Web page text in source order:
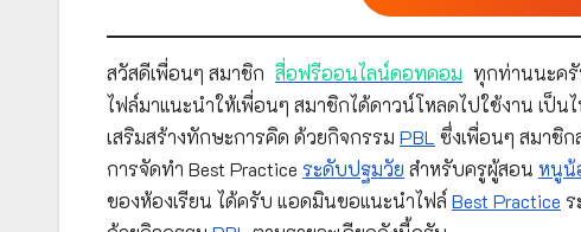
สวัสดีเพื่อนๆ สมาชิก สื่อฟรีออนไลน์ดอทคอม ทุกท่านนะค
ไฟล์มาแนะนำให้เพื่อนๆ สมาชิกได้ดาวน์โหลดไปใช้งาน เป็น
เสริมสร้างทักษะการคิด ด้วยกิจกรรม PBL ซึ่งเพื่อนๆ สมาชิ
การจัดทำ Best Practice ระดับปฐมวัย สำหรับครูผู้สอน หนูน้
ของห้องเรียน ได้ครับ แอดมินขอแนะนำไฟล์ Best Practice ร